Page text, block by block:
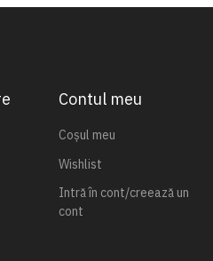
Contul meu
Coșul meu
Wishlist
Intră în cont/creează un
cont